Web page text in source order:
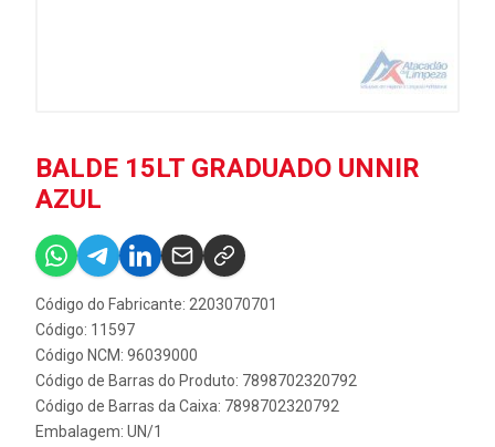
BALDE 15LT GRADUADO UNNIR
AZUL
Código do Fabricante: 2203070701
Código: 11597
Código NCM: 96039000
Código de Barras do Produto: 7898702320792
Código de Barras da Caixa: 7898702320792
Embalagem: UN/1